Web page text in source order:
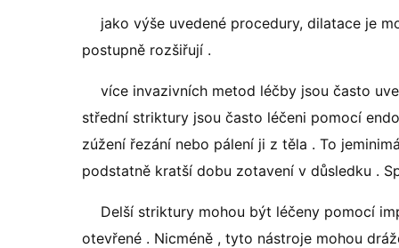
jako výše uvedené procedury, dilatace je
postupně rozšiřují .
více invazivních metod léčby jsou často
střední striktury jsou často léčeni pomocí
zúžení řezání nebo pálení ji z těla . To
podstatně kratší dobu zotavení v důsledku .
Delší striktury mohou být léčeny pomocí
otevřené . Nicméně , tyto nástroje mohou